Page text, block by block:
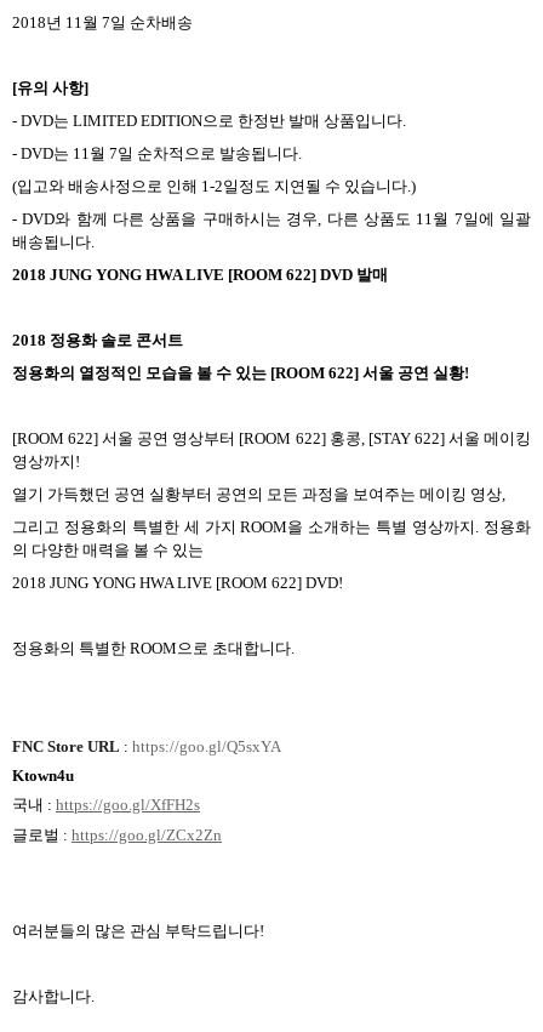
2018년 11 월 7일 순차배송
[유의 사항]
- DVD는 LIMITED EDITION으로 한정반 발매 상품입니다
- DVD는 11 월 7일 순차적으로 발송됩니다
(입고와 배송사정으로 인해 1-2일정도 지연될 수 있습니다 .)
- DVD와 함께 다른 상품을 구매하시는 경우 다른 상품도 11 월 7일에 일괄
배송됩니다
2018 JUNG YONG HWA LIVE [ROOM 622] DVD 발매
2018 정용화 솔로 콘서트
정용화의 열정적인 모습을 볼 수 있는 [ROOM 622] 서울 공연 실황!
[ROOM 622]서울 공연 영상부터 [ROOM 622] 홍콩 , [STAY 622] 서울 메이킹
영상까지 !
열기 가득했던 공연 실황부터 공연의 모든 과정을 보여주는 메이킹 영상
그리고 정용화의 특별한 세 가지 ROOM을 소개하는 특별 영상까지
정용화
의 다양한 매력을 볼 수 있는
2018 JUNG YONG HWA LIVE [ROOM 622] DVD!
정용화의 특별한 ROOM 으로 초대합니다
FNC Store URL : https://goo.gl/Q5sxYA
Ktown4u
국내 : https://goo.gl/XfFH2s
글로벌 : https://goo.gl/ZCx2Zn
여러분들의 많은 관심 부탁드립니다!
감사합니다